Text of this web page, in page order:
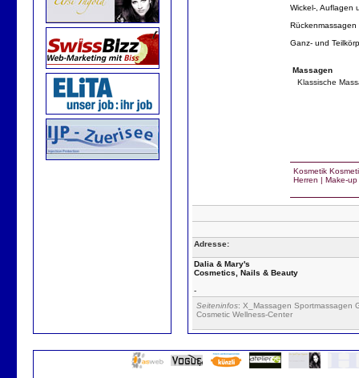
Wickel-, Auflagen
Rückenmassagen
Ganz- und
Massagen
Klassische
Kosmetik
Herren | Make-up
Adresse:
Dalia & Mary's
Cosmetics, Nails & Beauty
-
Seiteninfos: X_Massagen Sportmassagen
Cosmetic Wellness-Center